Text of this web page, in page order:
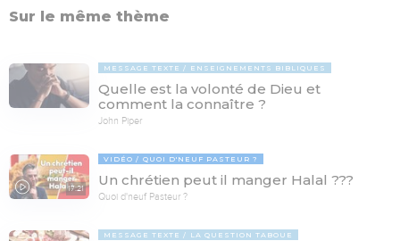
Sur le même thème
MESSAGE TEXTE ENSEIGNEMENTS BIBLIQUES
Quelle est la volonté de Dieu et
comment la connaître ?
John Piper
17:21
VIDÉO QUOI D'NEUF PASTEUR ?
Un chrétien peut il manger Halal ???
Quoi d'neuf Pasteur ?
MESSAGE TEXTE LA QUESTION TABOUE